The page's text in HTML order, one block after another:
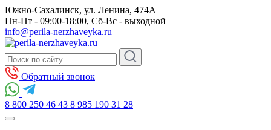
Южно-Сахалинск, ул. Ленина, 474А
Пн-Пт - 09:00-18:00, Сб-Вс - выходной
info@perila-nerzhaveyka.ru
Обратный звонок
8 800 250 46 43 8 985 190 31 28